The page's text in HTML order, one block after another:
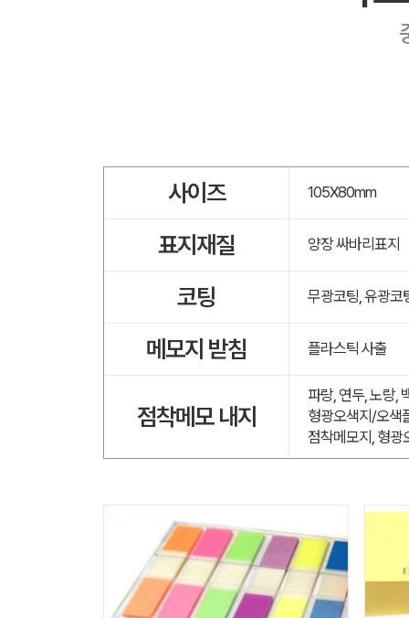
사이즈 105X80mm
표지재질 양장 싸바리표지
코팅 무광코팅, 유광코
메모지 받침 플라스틱 사출
점착메모 내지
파랑, 연두, 노랑,
형광오색지/오색
점착메모지, 형광